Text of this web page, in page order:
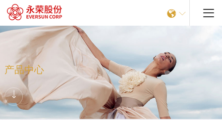
 
产品中心